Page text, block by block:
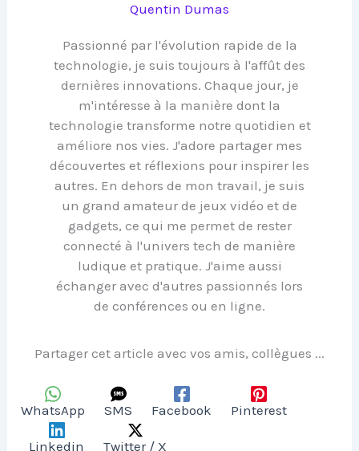
Quentin Dumas
Passionné par l'évolution rapide de la
technologie, je suis toujours à l'affût des
dernières innovations. Chaque jour, je
m'intéresse à la manière dont la
technologie transforme notre quotidien et
améliore nos vies. J'adore partager mes
découvertes et réflexions pour inspirer les
autres. En dehors de mon travail, je suis
un grand amateur de jeux vidéo et de
gadgets, ce qui me permet de rester
connecté à l'univers tech de manière
ludique et pratique. J'aime aussi
échanger avec d'autres passionnés lors
de conférences ou en ligne.
Partager cet article avec vos amis, collègues ...
WhatsApp SMS Facebook Pinterest
Linkedin Twitter / X